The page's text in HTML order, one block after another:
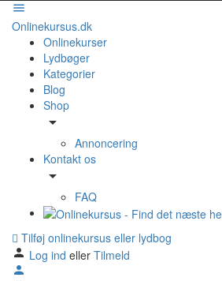
Onlinekursus.dk
Onlinekurser
Lydbøger
Kategorier
Blog
Shop
Annoncering
Kontakt os
FAQ
Tilføj onlinekursus eller lydbog
Log ind eller Tilmeld